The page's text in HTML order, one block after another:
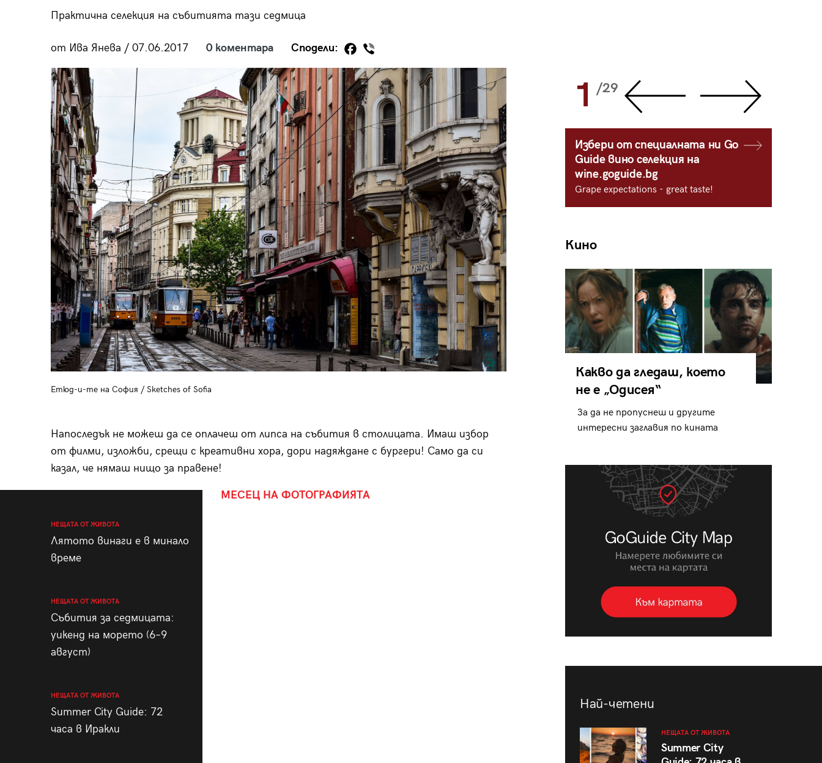
Практична селекция на събитията тази седмица
от Ива Янева / 07.06.2017 0 коментара Сподели:
Етюд-и-те на София / Sketches of Sofia
Напоследък не можеш да се оплачеш от липса на събития в столицата. Имаш избор
от филми, изложби, срещи с креативни хора, дори надяждане с бургери! Само да си
казал, че нямаш нищо за правене!
НЕЩАТА ОТ ЖИВОТА
Лятото винаги е в минало
време
НЕЩАТА ОТ ЖИВОТА
Събития за седмицата:
уикенд на морето (6–9
август)
НЕЩАТА ОТ ЖИВОТА
Summer City Guide: 72
часа в Иракли
МЕСЕЦ НА ФОТОГРАФИЯТА
28 /29 29 /29 1 /29
Избери от специалната ни Go
Guide вино селекция на
wine.goguide.bg
Grape expectations - great taste!
Кино
Какво да гледаш, което
не е „Одисея“
За да не пропуснеш и другите
интересни заглавия по кината
Най-четени
НЕЩАТА ОТ ЖИВОТА
Summer City